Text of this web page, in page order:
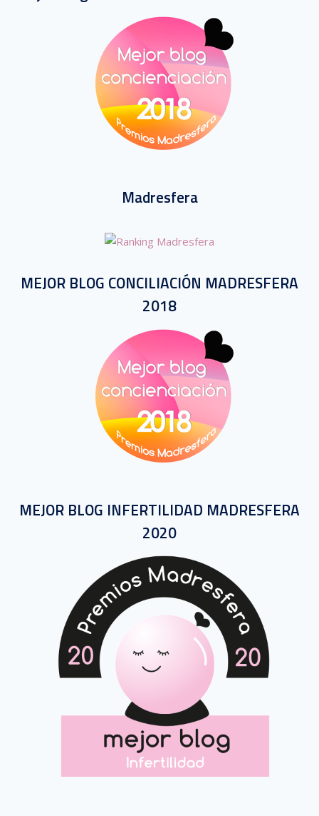
Madresfera
MEJOR BLOG CONCILIACIÓN MADRESFERA
2018
MEJOR BLOG INFERTILIDAD MADRESFERA
2020